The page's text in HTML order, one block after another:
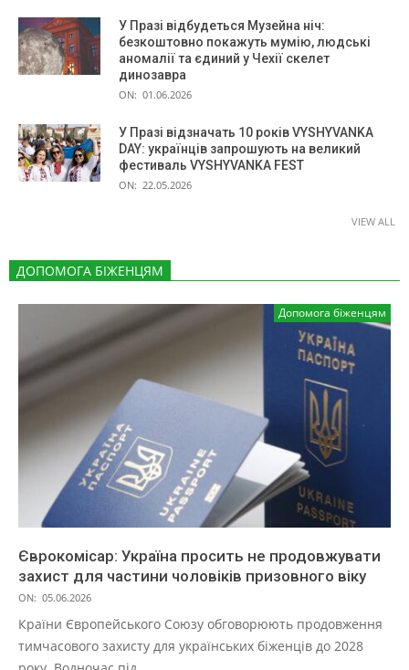
У Празі відбудеться Музейна ніч:
безкоштовно покажуть мумію, людські
аномалії та єдиний у Чехії скелет
динозавра
ON: 01.06.2026
У Празі відзначать 10 років VYSHYVANKA
DAY: українців запрошують на великий
фестиваль VYSHYVANKA FEST
ON: 22.05.2026
VIEW ALL
ДОПОМОГА БІЖЕНЦЯМ
Допомога біженцям
Єврокомісар: Україна просить не продовжувати
захист для частини чоловіків призовного віку
ON: 05.06.2026
Країни Європейського Союзу обговорюють продовження
тимчасового захисту для українських біженців до 2028